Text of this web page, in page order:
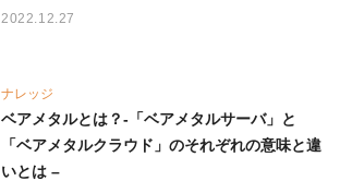
2022.12.27
ナレッジ
ベアメタルとは？-「ベアメタルサーバ」と
「ベアメタルクラウド」のそれぞれの意味と違
いとは –